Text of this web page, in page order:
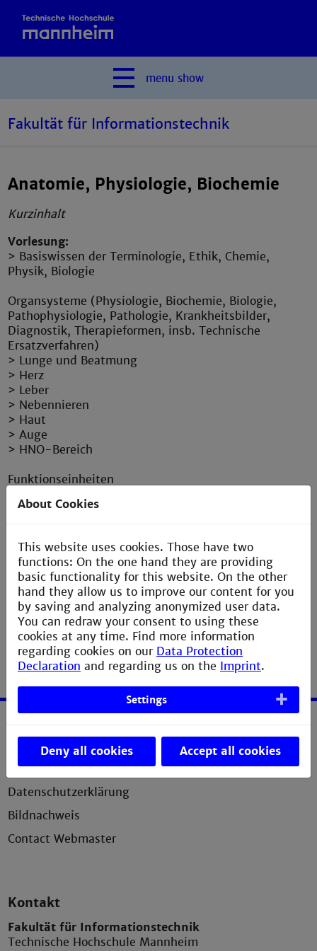
menu show
Fakultät für Informationstechnik
Anatomie, Physiologie, Biochemie
Kurzinhalt
Vorlesung:
> Basiswissen der Terminologie, Ethik, Chemie,
Physik, Biologie
Organsysteme (Physiologie, Biochemie, Biologie,
Pathophysiologie, Pathologie, Krankheitsbilder,
Diagnostik, Therapieformen, insb. Technische
Ersatzverfahren)
> Lunge und Beatmung
> Herz
> Leber
> Nebennieren
> Haut
> Auge
> HNO-Bereich
Funktionseinheiten
> Schlaflabor
> Beatmungsstation
> Herzkatheter-Labor
> EKG
> Bildgebung: CT, MRT, Ultraschall
> OP
Service
Erklärung zur Barrierefreiheit
Datenschutzerklärung
Bildnachweis
Contact Webmaster
Kontakt
Fakultät für Informationstechnik
Technische Hochschule Mannheim
About Cookies
This website uses cookies. Those have two
functions: On the one hand they are providing
basic functionality for this website. On the other
hand they allow us to improve our content for you
by saving and analyzing anonymized user data.
You can redraw your consent to using these
cookies at any time. Find more information
regarding cookies on our Data Protection
Declaration and regarding us on the Imprint.
Settings
Deny all cookies Accept all cookies